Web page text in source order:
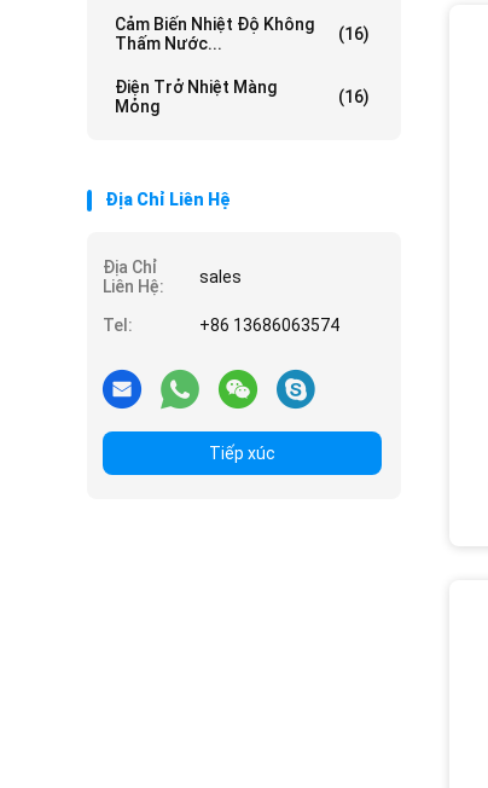
Cảm Biến Nhiệt Độ Không
Thấm Nước...
(16)
Điện Trở Nhiệt Màng
Mỏng
(16)
Địa Chỉ Liên Hệ
Địa Chỉ
Liên Hệ:
sales
Tel: +86 13686063574
Tiếp xúc